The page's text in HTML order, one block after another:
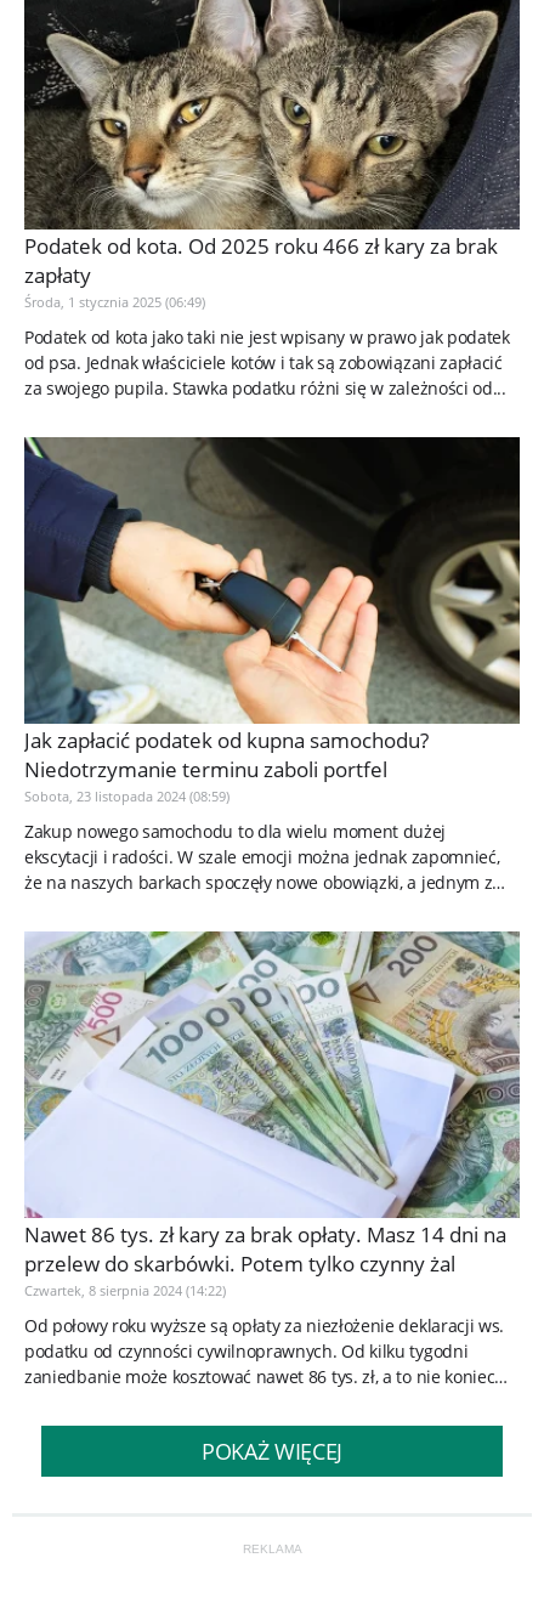
Podatek od kota. Od 2025 roku 466 zł kary za brak
zapłaty
Środa, 1 stycznia 2025 (06:49)
Podatek od kota jako taki nie jest wpisany w prawo jak podatek
od psa. Jednak właściciele kotów i tak są zobowiązani zapłacić
za swojego pupila. Stawka podatku różni się w zależności od...
Jak zapłacić podatek od kupna samochodu?
Niedotrzymanie terminu zaboli portfel
Sobota, 23 listopada 2024 (08:59)
Zakup nowego samochodu to dla wielu moment dużej
ekscytacji i radości. W szale emocji można jednak zapomnieć,
że na naszych barkach spoczęły nowe obowiązki, a jednym z
Nawet 86 tys. zł kary za brak opłaty. Masz 14 dni na
przelew do skarbówki. Potem tylko czynny żal
Czwartek, 8 sierpnia 2024 (14:22)
Od połowy roku wyższe są opłaty za niezłożenie deklaracji ws.
podatku od czynności cywilnoprawnych. Od kilku tygodni
zaniedbanie może kosztować nawet 86 tys. zł, a to nie koniec
POKAŻ WIĘCEJ
REKLAMA